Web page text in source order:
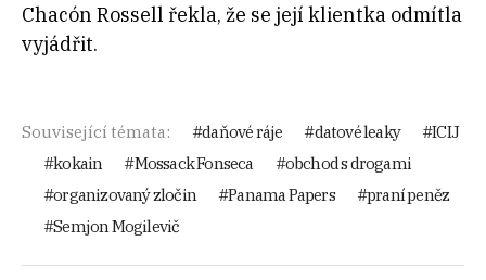
Chacón Rossell řekla, že se její klientka odmítla
vyjádřit.
Související témata: daňové ráje datové leaky
ICIJ
kokain
Mossack Fonseca
obchod s drogami
organizovaný zločin
Panama Papers
praní peněz
Semjon Mogilevič